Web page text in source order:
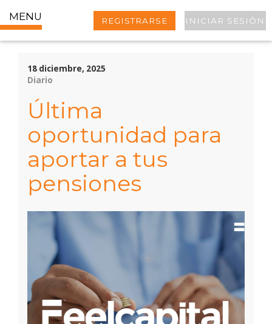
MENU REGISTRARSE INICIAR SESIÓN
18 diciembre, 2025
Diario
Última
oportunidad para
aportar a tus
pensiones